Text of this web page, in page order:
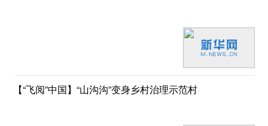
【“飞阅”中国】“山沟沟”变身乡村治理示范村